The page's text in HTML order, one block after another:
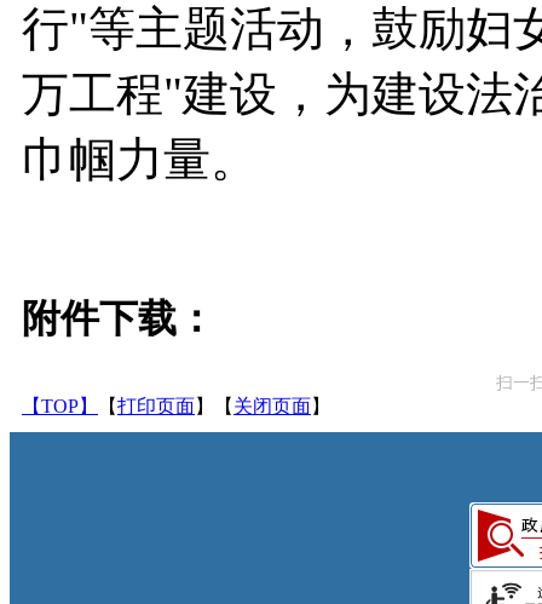
行"等主题活动，鼓励妇
万工程"建设，为建设法
巾帼力量。
附件下载：
扫一
【TOP】 【打印页面】【 关闭页面】